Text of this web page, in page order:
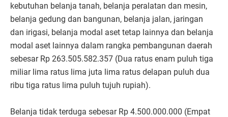
kebutuhan belanja tanah, belanja peralatan dan mesin,
belanja gedung dan bangunan, belanja jalan, jaringan
dan irigasi, belanja modal aset tetap lainnya dan belanja
modal aset lainnya dalam rangka pembangunan daerah
sebesar Rp 263.505.582.357 (Dua ratus enam puluh tiga
miliar lima ratus lima juta lima ratus delapan puluh dua
ribu tiga ratus lima puluh tujuh rupiah).
Belanja tidak terduga sebesar Rp 4.500.000.000 (Empat